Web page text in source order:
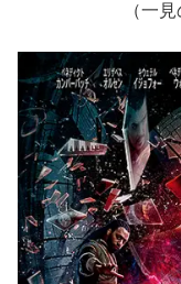
（一見の価